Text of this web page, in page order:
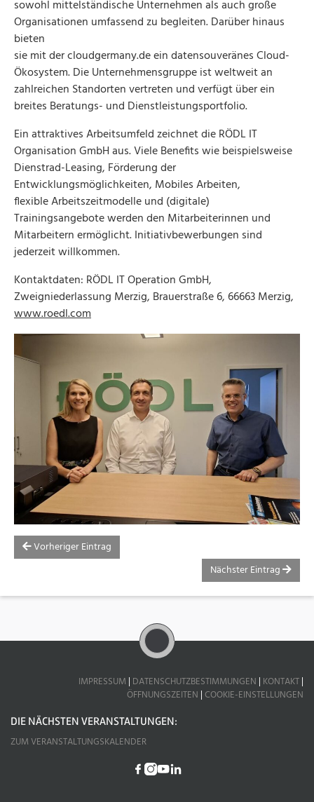
sowohl mittelständische Unternehmen als auch große
Organisationen umfassend zu begleiten. Darüber hinaus
bieten
sie mit der cloudgermany.de ein datensouveränes Cloud-
Ökosystem. Die Unternehmensgruppe ist weltweit an
zahlreichen Standorten vertreten und verfügt über ein
breites Beratungs- und Dienstleistungsportfolio.
Ein attraktives Arbeitsumfeld zeichnet die RÖDL IT
Organisation GmbH aus. Viele Benefits wie beispielsweise
Dienstrad-Leasing, Förderung der
Entwicklungsmöglichkeiten, Mobiles Arbeiten,
flexible Arbeitszeitmodelle und (digitale)
Trainingsangebote werden den Mitarbeiterinnen und
Mitarbeitern ermöglicht. Initiativbewerbungen sind
jederzeit willkommen.
Kontaktdaten: RÖDL IT Operation GmbH,
Zweigniederlassung Merzig, Brauerstraße 6, 66663 Merzig,
www.roedl.com
Vorheriger Eintrag
Nächster Eintrag
IMPRESSUM | DATENSCHUTZBESTIMMUNGEN | KONTAKT|
ÖFFNUNGSZEITEN |COOKIE-EINSTELLUNGEN
DIE NÄCHSTEN VERANSTALTUNGEN:
ZUM VERANSTALTUNGSKALENDER